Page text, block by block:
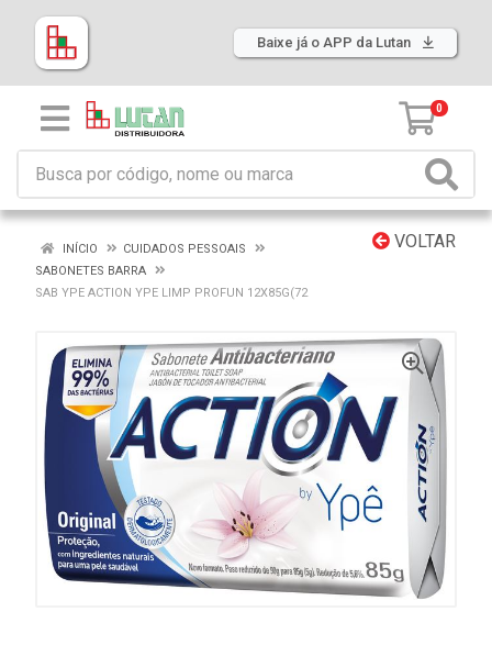
Baixe já o APP da Lutan
0
VOLTAR
INÍCIO
CUIDADOS PESSOAIS
SABONETES BARRA
SAB YPE ACTION YPE LIMP PROFUN 12X85G(72